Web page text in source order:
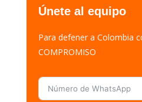
Únete al equipo
Para defener a Colombia
COMPROMISO